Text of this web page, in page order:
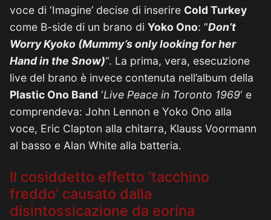
voce di ‘Imagine’ decise di inserire Cold Turkey
come B-side di un brano di Yoko Ono: “Don’t
Worry Kyoko (Mummy’s only looking for her
Hand in the Snow)“. La prima, vera, esecuzione
live del brano è invece contenuta nell’album della
Plastic Ono Band ‘Live Peace in Toronto 1969‘ e
comprendeva: John Lennon e Yoko Ono alla
voce, Eric Clapton alla chitarra, Klauss Voormann
al basso e Alan White alla batteria.
Il cosiddetto effetto ‘tacchino
freddo’ causato dalla
disintossicazione da eorina